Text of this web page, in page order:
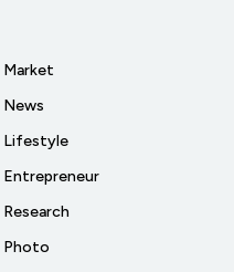
Market
News
Lifestyle
Entrepreneur
Research
Photo